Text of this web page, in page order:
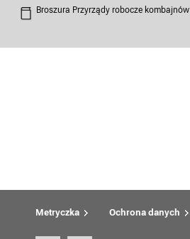
Broszura Przyrządy robocze kombajnów
Metryczka Ochrona danych